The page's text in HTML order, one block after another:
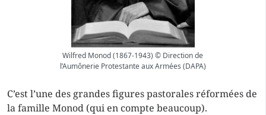
Wilfred Monod (1867-1943) © Direction de
l’Aumônerie Protestante aux Armées (DAPA)
C’est l’une des grandes figures pastorales réformées de
la famille Monod (qui en compte beaucoup).